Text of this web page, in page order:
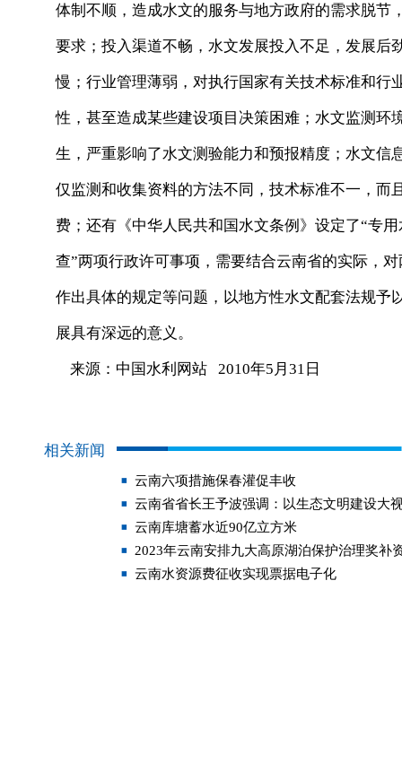
体制不顺，造成水文的服务与地方政府的需求脱
要求；投入渠道不畅，水文发展投入不足，发展
慢；行业管理薄弱，对执行国家有关技术标准和
性，甚至造成某些建设项目决策困难；水文监测
生，严重影响了水文测验能力和预报精度；水文
仅监测和收集资料的方法不同，技术标准不一，
费；还有《中华人民共和国水文条例》设定了“专
查”两项行政许可事项，需要结合云南省的实际，
作出具体的规定等问题，以地方性水文配套法规
展具有深远的意义。
来源：中国水利网站 2010年5月31日
相关新闻
云南六项措施保春灌促丰收
云南省省长王予波强调：以生态文明建设大
云南库塘蓄水近90亿立方米
2023年云南安排九大高原湖泊保护治理奖补
云南水资源费征收实现票据电子化